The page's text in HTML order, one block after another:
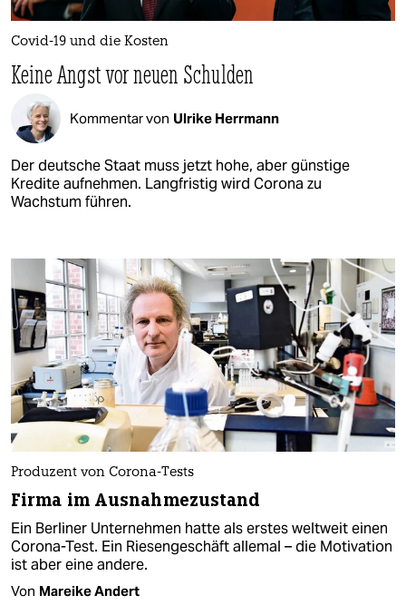
Covid-19 und die Kosten
Keine Angst vor neuen Schulden
Kommentar von Ulrike Herrmann
Der deutsche Staat muss jetzt hohe, aber günstige
Kredite aufnehmen. Langfristig wird Corona zu
Wachstum führen.
Produzent von Corona-Tests
Firma im Ausnahmezustand
Ein Berliner Unternehmen hatte als erstes weltweit einen
Corona-Test. Ein Riesengeschäft allemal – die Motivation
ist aber eine andere.
Von Mareike Andert